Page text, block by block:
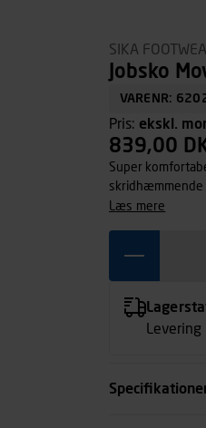
SIKA
Jobsko
VARENR:
Pris: ekskl.
839,00
Super
skridhæmmende
samtidig en
læs mere
Levering